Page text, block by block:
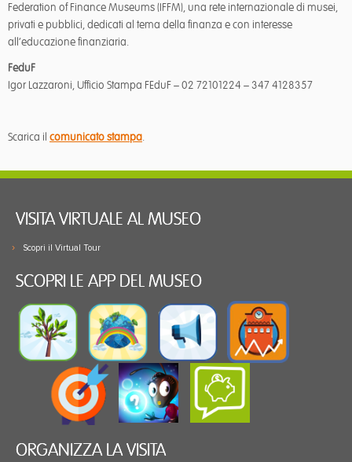
Federation of Finance Museums (IFFM), una rete internazionale di musei,
privati e pubblici, dedicati al tema della finanza e con interesse
all’educazione finanziaria.
FeduF
Igor Lazzaroni, Ufficio Stampa FEduF – 02 72101224 – 347 4128357
Scarica il comunicato stampa.
VISITA VIRTUALE AL MUSEO
Scopri il Virtual Tour
SCOPRI LE APP DEL MUSEO
ORGANIZZA LA VISITA